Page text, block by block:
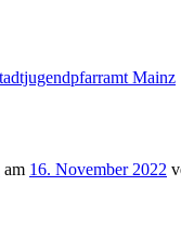
am 16. November 2022